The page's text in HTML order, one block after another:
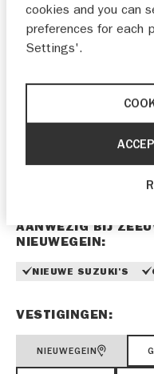
WELKOM BIJ
Op deze pagina vind
showroom en
Sterke prijs-
Duidelijke
AANWEZIG BIJ
NIEUWEGEIN:
NIEUWE SUZUKI'S
VESTIGINGEN:
NIEUWEGEIN
cookies and you can
preferences for each
Settings'.